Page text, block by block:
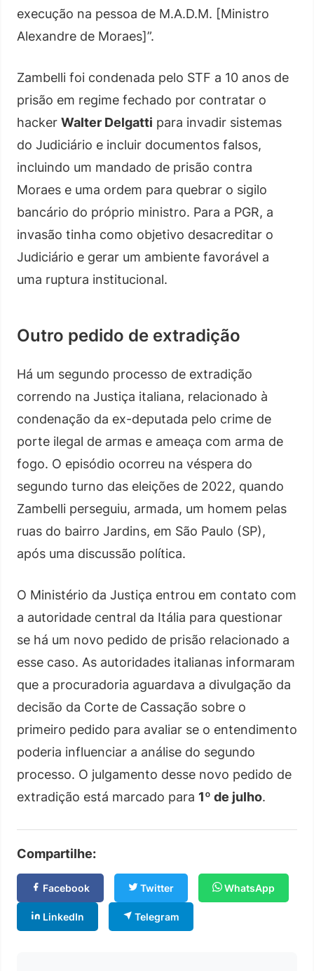
execução na pessoa de M.A.D.M. [Ministro
Alexandre de Moraes]”.
Zambelli foi condenada pelo STF a 10 anos de
prisão em regime fechado por contratar o
hacker Walter Delgatti para invadir sistemas
do Judiciário e incluir documentos falsos,
incluindo um mandado de prisão contra
Moraes e uma ordem para quebrar o sigilo
bancário do próprio ministro. Para a PGR, a
invasão tinha como objetivo desacreditar o
Judiciário e gerar um ambiente favorável a
uma ruptura institucional.
Outro pedido de extradição
Há um segundo processo de extradição
correndo na Justiça italiana, relacionado à
condenação da ex-deputada pelo crime de
porte ilegal de armas e ameaça com arma de
fogo. O episódio ocorreu na véspera do
segundo turno das eleições de 2022, quando
Zambelli perseguiu, armada, um homem pelas
ruas do bairro Jardins, em São Paulo (SP),
após uma discussão política.
O Ministério da Justiça entrou em contato com
a autoridade central da Itália para questionar
se há um novo pedido de prisão relacionado a
esse caso. As autoridades italianas informaram
que a procuradoria aguardava a divulgação da
decisão da Corte de Cassação sobre o
primeiro pedido para avaliar se o entendimento
poderia influenciar a análise do segundo
processo. O julgamento desse novo pedido de
extradição está marcado para 1º de julho.
Compartilhe:
Facebook Twitter WhatsApp
LinkedIn Telegram